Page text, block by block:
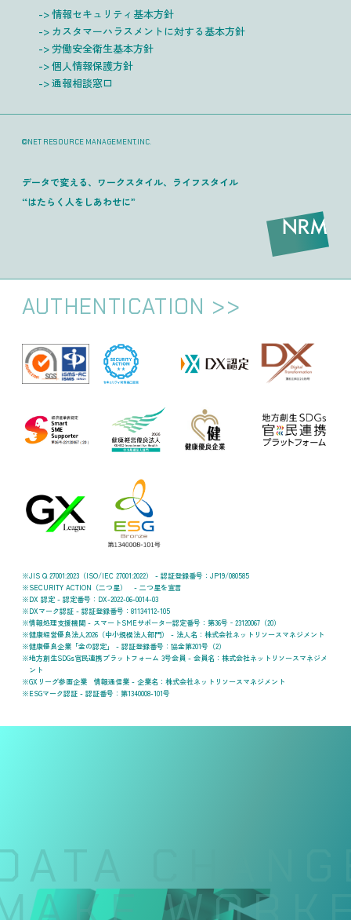
情報セキュリティ基本方針
カスタマーハラスメントに対する基本方針
労働安全衛生基本方針
個人情報保護方針
通報相談窓口
©NET RESOURCE MANAGEMENT,INC.
データで変える、ワークスタイル、ライフスタイル
“はたらく人をしあわせに”
JIS Q 27001:2023（ISO/IEC 27001:2022） - 認証登録番号：JP19/080585
SECURITY ACTION（二つ星） - 二つ星を宣言
DX 認定 - 認定番号：DX-2022-06-0014-03
DXマーク認証 - 認証登録番号：81134112-105
情報処理支援機関 - スマートSMEサポーター認定番号：第36号‐23120067（20）
健康経営優良法人2026（中小規模法人部門） - 法人名：株式会社ネットリソースマネジメント
健康優良企業「金の認定」 - 認証登録番号：協金第201号（2）
地方創生SDGs官民連携プラットフォーム 3号会員 - 会員名：株式会社ネットリソースマネジメ
ント
GXリーグ参画企業 情報通信業 - 企業名：株式会社ネットリソースマネジメント
ESGマーク認証 - 認証番号：第1340008-101号
AUTHENTICATION